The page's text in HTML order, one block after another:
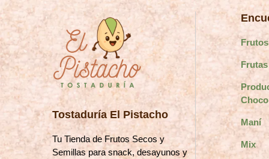
Tostaduría El Pistacho
Tu Tienda de Frutos Secos y
Semillas para snack, desayunos y
Maní
Mix